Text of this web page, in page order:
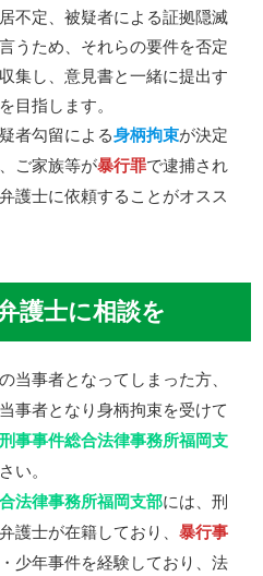
不定、被疑者による証拠隠滅
うため、それらの要件を否定
集し、意見書と一緒に提出す
目指します。
者勾留による身柄拘束が決定
ご家族等が暴行罪で逮捕され
護士に依頼することがオスス
護士に相談を
の当事者となってしまった方、
事者となり身柄拘束を受けて
事事件総合法律事務所福岡支
い。
法律事務所福岡支部には、刑
護士が在籍しており、暴行事
少年事件を経験しており、法